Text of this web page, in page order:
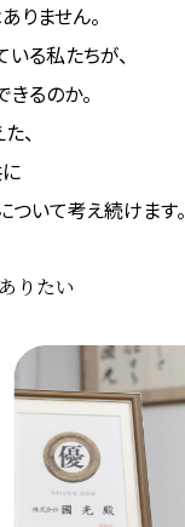
りません。
る私たちが、
るのか。
、
いて考え続けます。
りたい